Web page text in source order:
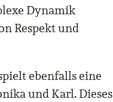
Dynamik
Respekt und
ebenfalls eine
und Karl. Dieses